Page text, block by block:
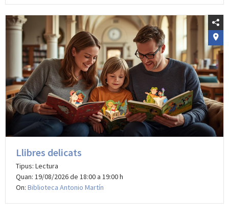
Llibres delicats
Tipus: Lectura
Quan: 19/08/2026 de 18:00 a 19:00 h
On: Biblioteca Antonio Martín